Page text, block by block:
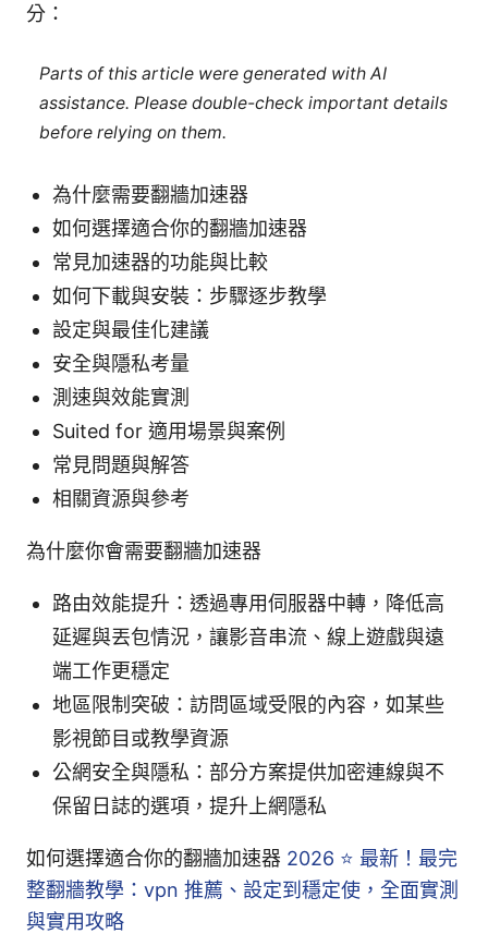
分：
Parts of this article were generated with AI
assistance. Please double-check important details
before relying on them.
為什麼需要翻牆加速器
如何選擇適合你的翻牆加速器
常見加速器的功能與比較
如何下載與安裝：步驟逐步教學
設定與最佳化建議
安全與隱私考量
測速與效能實測
Suited for 適用場景與案例
常見問題與解答
相關資源與參考
為什麼你會需要翻牆加速器
路由效能提升：透過專用伺服器中轉，降低高
延遲與丟包情況，讓影音串流、線上遊戲與遠
端工作更穩定
地區限制突破：訪問區域受限的內容，如某些
影視節目或教學資源
公網安全與隱私：部分方案提供加密連線與不
保留日誌的選項，提升上網隱私
如何選擇適合你的翻牆加速器 2026 ⭐ 最新！最完
整翻牆教學：vpn 推薦、設定到穩定使，全面實測
與實用攻略